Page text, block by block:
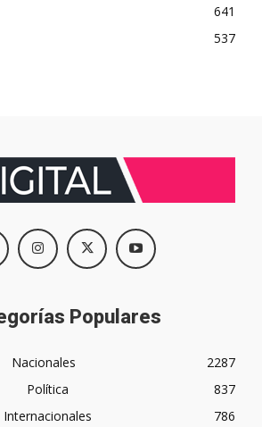
641
537
Populares
Nacionales
2287
Política
837
Internacionales
786